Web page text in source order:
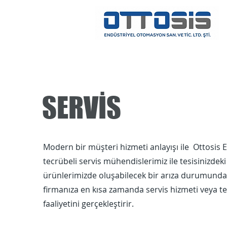
SERVİS
Modern bir müşteri hizmeti anlayışı ile Ottosis
tecrübeli servis mühendislerimiz ile
ürünlerimizde oluşabilecek bir arıza
firmanıza en kısa zamanda servis hizmeti veya
faaliyetini gerçekleştirir.